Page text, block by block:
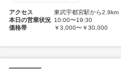
アクセス
東武宇都宮駅から2.9km
本日の営業状況 10:00〜19:30
価格帯
￥3,000〜￥30,000